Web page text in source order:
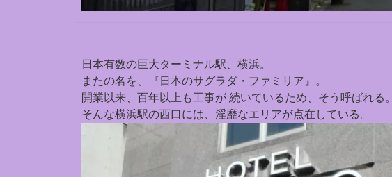
日本有数の巨大ターミナル駅、横浜。
またの名を、『日本のサグラダ・ファミリア』。
開業以来、百年以上も工事が 続いているため、そう呼ばれる。
そんな横浜駅の西口には、淫靡なエリアが点在している。